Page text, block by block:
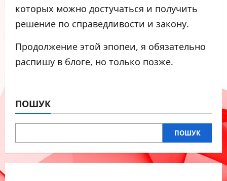
которых можно достучаться и получить
решение по справедливости и закону.
Продолжение этой эпопеи, я обязательно
распишу в блоге, но только позже.
ПОШУК
ПОШУК